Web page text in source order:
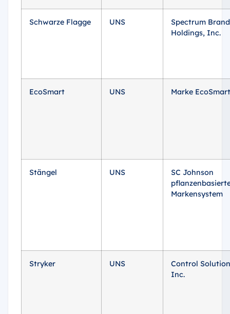
Schwarze Flagge UNS
Spectrum
Holdings, Inc.
EcoSmart UNS Marke EcoSmart
Stängel UNS
SC Johnson
Markensystem
Stryker UNS
Control
Inc.